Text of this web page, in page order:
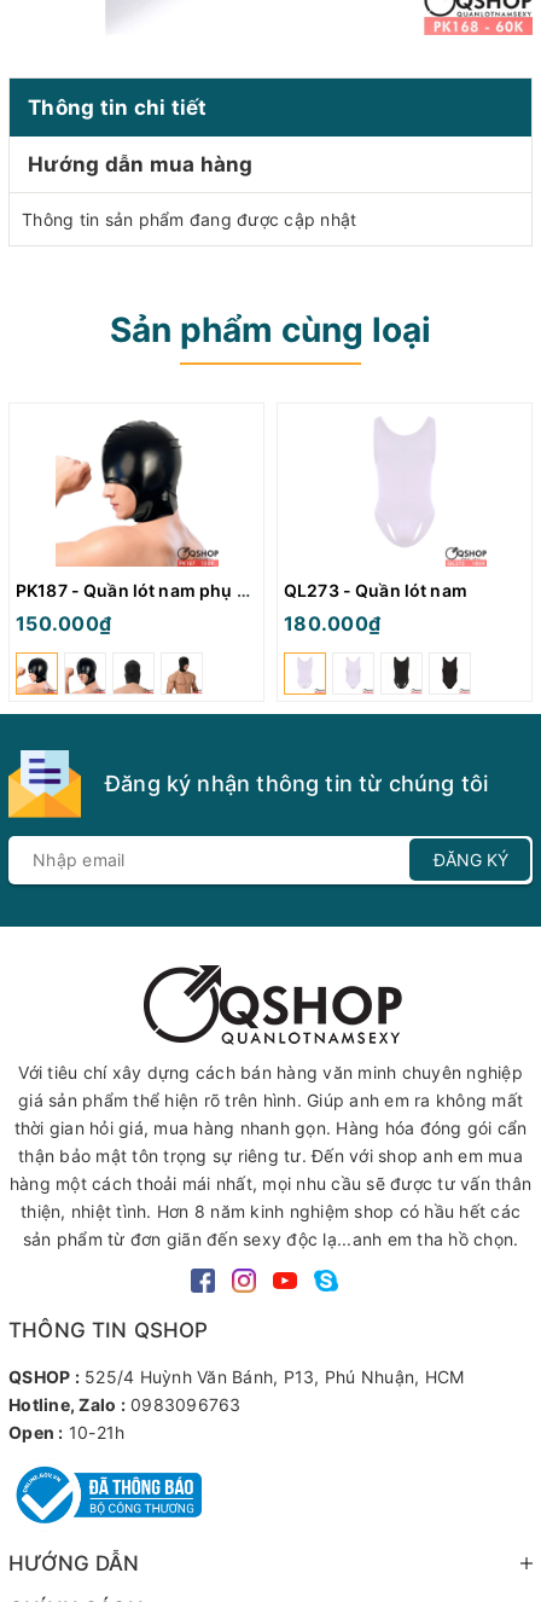
Thông tin chi tiết
Hướng dẫn mua hàng
Thông tin sản phẩm đang được cập nhật
Sản phẩm cùng loại
PK187 - Quần lót nam phụ kiện mặt nạ
150.000₫
QL273 - Quần lót nam
180.000₫
Đăng ký nhận thông tin từ chúng tôi
ĐĂNG KÝ
Với tiêu chí xây dựng cách bán hàng văn minh chuyên nghiệp
giá sản phẩm thể hiện rõ trên hình. Giúp anh em ra không mất
thời gian hỏi giá, mua hàng nhanh gọn. Hàng hóa đóng gói cẩn
thận bảo mật tôn trọng sự riêng tư. Đến với shop anh em mua
hàng một cách thoải mái nhất, mọi nhu cầu sẽ được tư vấn thân
thiện, nhiệt tình. Hơn 8 năm kinh nghiệm shop có hầu hết các
sản phẩm từ đơn giãn đến sexy độc lạ...anh em tha hồ chọn.
THÔNG TIN QSHOP
QSHOP : 525/4 Huỳnh Văn Bánh, P13, Phú Nhuận, HCM
Hotline, Zalo : 0983096763
Open : 10-21h
HƯỚNG DẪN